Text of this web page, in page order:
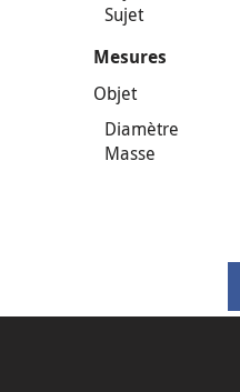
Sujet
Mesures
Objet
Diamètre
Masse